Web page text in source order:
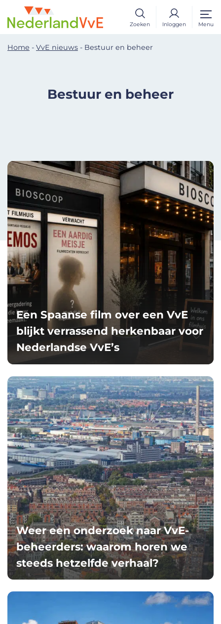
Zoeken Inloggen Menu
Home - VvE nieuws - Bestuur en beheer
Bestuur en beheer
Een Spaanse film over een VvE
blijkt verrassend herkenbaar voor
Nederlandse VvE’s
Weer een onderzoek naar VvE-
beheerders: waarom horen we
steeds hetzelfde verhaal?